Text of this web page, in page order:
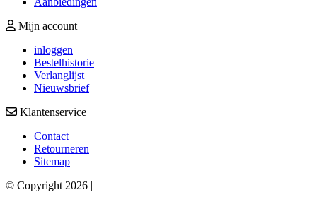
Mijn account
inloggen
Bestelhistorie
Verlanglijst
Nieuwsbrief
Klantenservice
Contact
Retourneren
Sitemap
© Copyright 2026 |